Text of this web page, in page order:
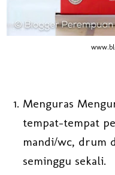
Menguras
tempat-tempat
mandi/wc, drum
seminggu sekali.